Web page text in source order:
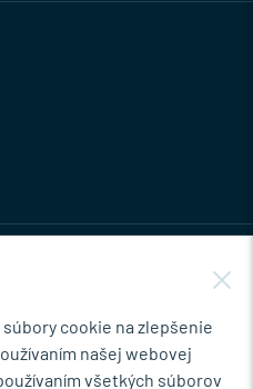
cookie na zlepšenie
našej webovej
všetkých súborov